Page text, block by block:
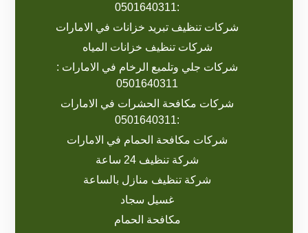
:0501640311
شركات تنظيف تبريد خزانات في الامارات
شركات تنظيف خزانات المياه
شركات جلي وتلميع الرخام في الامارات :
0501640311
شركات مكافحة الحشرات في الامارات
:0501640311
شركات مكافحة الحمام في الامارات
شركة تنظيف 24 ساعة
شركة تنظيف منازل بالساعة
غسيل سجاد
مكافحة الحمام